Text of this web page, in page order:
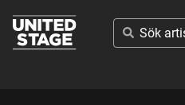
SÖK
ARTIST